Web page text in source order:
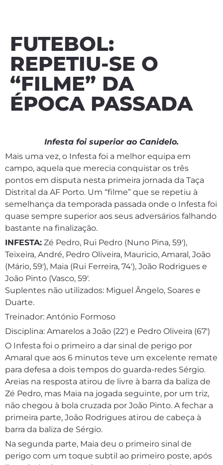
FUTEBOL:
REPETIU-SE O
“FILME” DA
ÉPOCA PASSADA
Infesta foi superior ao Canidelo.
Mais uma vez, o Infesta foi a melhor equipa em
campo, aquela que merecia conquistar os três
pontos em disputa nesta primeira jornada da Taça
Distrital da AF Porto. Um “filme” que se repetiu à
semelhança da temporada passada onde o Infesta foi
quase sempre superior aos seus adversários falhando
bastante na finalização.
INFESTA: Zé Pedro, Rui Pedro (Nuno Pina, 59′),
Teixeira, André, Pedro Oliveira, Mauricio, Amaral, João
(Mário, 59′), Maia (Rui Ferreira, 74′), João Rodrigues e
João Pinto (Vasco, 59′.
Suplentes não utilizados: Miguel Ângelo, Soares e
Duarte.
Treinador: António Formoso
Disciplina: Amarelos a João (22′) e Pedro Oliveira (67′)
O Infesta foi o primeiro a dar sinal de perigo por
Amaral que aos 6 minutos teve um excelente remate
para defesa a dois tempos do guarda-redes Sérgio.
Areias na resposta atirou de livre à barra da baliza de
Zé Pedro, mas Maia na jogada seguinte, por um triz,
não chegou à bola cruzada por João Pinto. A fechar a
primeira parte, João Rodrigues atirou de cabeça à
barra da baliza de Sérgio.
Na segunda parte, Maia deu o primeiro sinal de
perigo com um toque subtil ao primeiro poste, após